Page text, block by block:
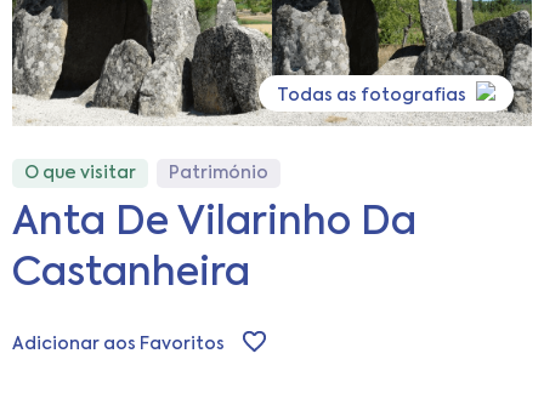
Todas as fotografias
O que visitar Património
Anta De Vilarinho Da
Castanheira
Adicionar aos Favoritos